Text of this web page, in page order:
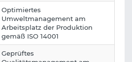
Optimiertes
Umweltmanagement am
Arbeitsplatz der Produktion
gemäß ISO 14001
Geprüftes